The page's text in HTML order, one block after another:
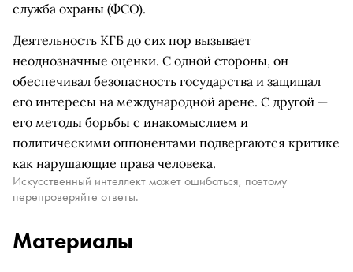
служба охраны (ФСО).
Деятельность КГБ до сих пор вызывает
неоднозначные оценки. С одной стороны, он
обеспечивал безопасность государства и защищал
его интересы на международной арене. С другой —
его методы борьбы с инакомыслием и
политическими оппонентами подвергаются критике
как нарушающие права человека.
Искусственный интеллект может ошибаться, поэтому
перепроверяйте ответы.
Материалы